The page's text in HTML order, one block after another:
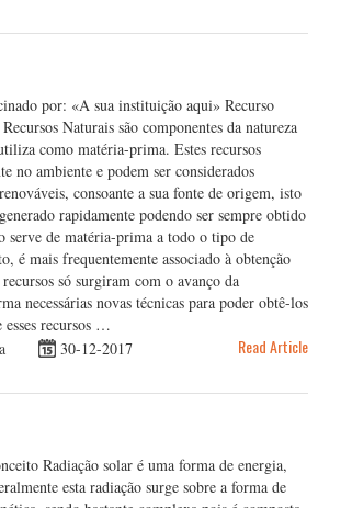
por: «A sua instituição aqui» Recurso
Naturais são componentes da natureza
como matéria-prima. Estes recursos
no ambiente e podem ser considerados
consoante a sua fonte de origem, isto
rapidamente podendo ser sempre obtido
serve de matéria-prima a todo o tipo de
é mais frequentemente associado à obtenção
só surgiram com o avanço da
necessárias novas técnicas para poder obtê-los
recursos …
30-12-2017 Read Article
Radiação solar é uma forma de energia,
esta radiação surge sobre a forma de